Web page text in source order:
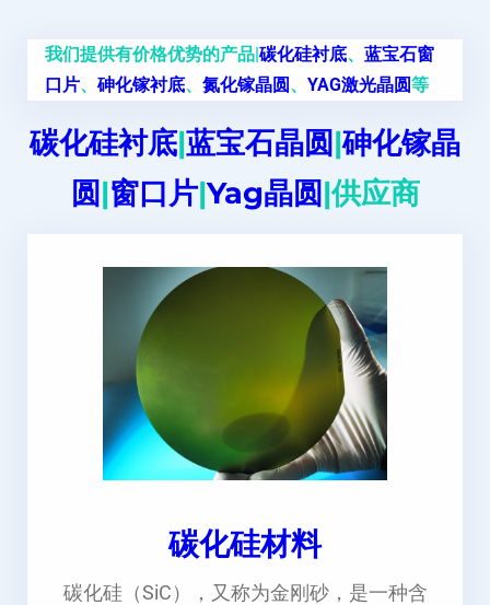
我们提供有价格优势的产品|碳化硅衬底、 蓝宝石窗
口片、 砷化镓衬底、 氮化镓晶圆、 YAG激光晶圆等
碳化硅衬底|蓝宝石晶圆|砷化镓晶
圆|窗口片|Yag晶圆|供应商
碳化硅材料
碳化硅（SiC），又称为金刚砂，是一种含